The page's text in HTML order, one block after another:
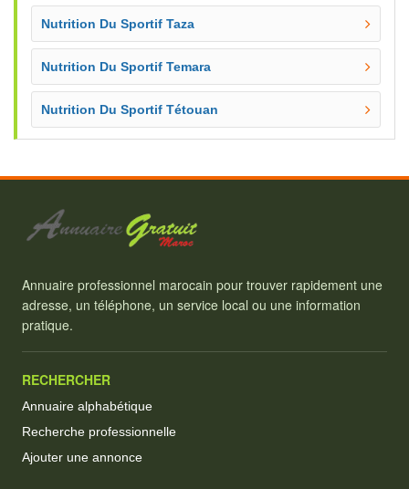
Nutrition Du Sportif Taza
Nutrition Du Sportif Temara
Nutrition Du Sportif Tétouan
Annuaire professionnel marocain pour trouver rapidement une
adresse, un téléphone, un service local ou une information
pratique.
RECHERCHER
Annuaire alphabétique
Recherche professionnelle
Ajouter une annonce